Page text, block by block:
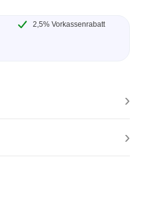
2,5% Vorkassenrabatt
›
›